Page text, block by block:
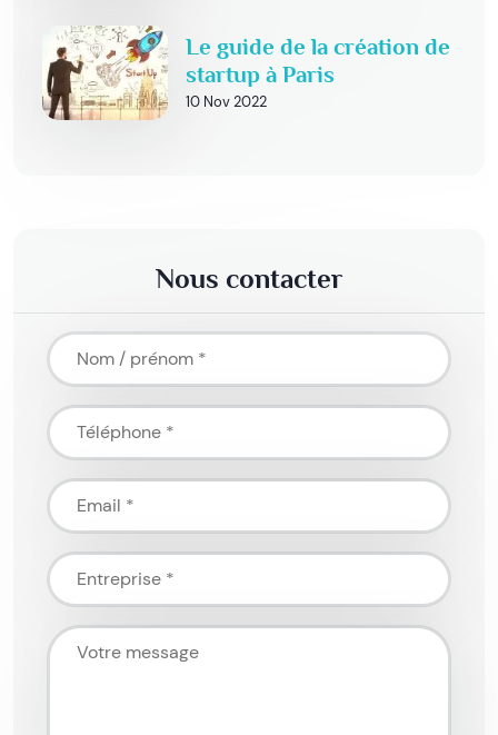
Le guide de la création de
startup à Paris
10 Nov 2022
Nous contacter